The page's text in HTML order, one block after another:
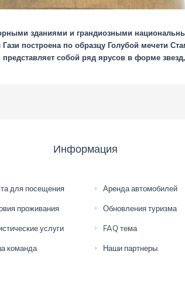
зданиями и грандиозными
построена по образцу Голубой мечети
представляет собой ряд ярусов в форме
Информация
для посещения Аренда автомобилей
проживания Обновления туризма
услуги FAQ тема
команда Наши партнеры